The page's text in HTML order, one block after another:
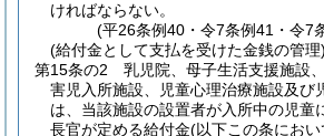
ければならない。
(平26条例40・令7条例41・令7
(給付金として支払を受けた金銭の管理)
第15条の2
乳児院、母子生活支援施設
害児入所施設、児童心理治療施設及び
は、当該施設の設置者が入所中の児童
長官が定める給付金(以下この条にお